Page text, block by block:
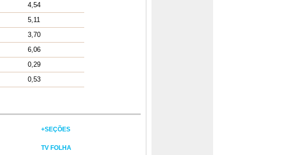
4,54
5,11
3,70
6,06
0,29
0,53
+SEÇÕES
TV FOLHA